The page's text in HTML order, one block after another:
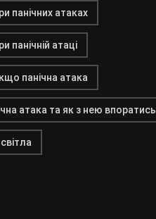
панічних атаках
панічній атаці
панічна атака
атака та як з нею впоратись